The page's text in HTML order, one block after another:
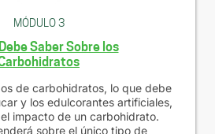
MÓDULO 3
Saber Sobre los
de carbohidratos, lo que debe
y los edulcorantes artificiales,
impacto de un carbohidrato.
sobre el único tipo de